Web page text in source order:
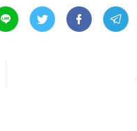
   